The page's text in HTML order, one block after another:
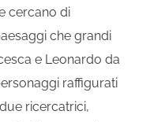
cercano di
che grandi
e Leonardo da
raffigurati
ricercatrici,